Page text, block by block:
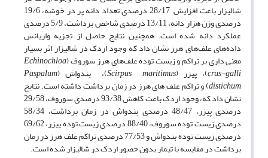
شالیزار باعث افزایش 28/17 درصدی تعداد دانه پر در خوشه، 19/6
درصدی وزن هزار دانه، 13/11 درصدی شاخص برداشت، 5/9 درصدی
عملکرد دانه شده است. همچنین نتایج حاصل از تجزیه واریانس
داده‌های علف‌های هرز نشان داد که وجود اردک در شالیزار اثر بسیار
معنی داری بر تراکم و زیست توده علف‌های هرز سوروف (Echinochloa
crus-galli)، پیزر ( Scirpus maritimus )، بندواش (Paspalum
distichum) و تراکم علف های هرز در زمان برداشت داشته است. نتایج
نشان داد که، وجود اردک باعث کاهش 93/38 درصدی سوروف، 29/58
درصدی پیزر، 48/47 درصدی بندواش در زمان برداشت، 58/34
درصدی زیست توده سوروف، 88/40 درصدی زیست توده پیزر، 69/62
درصدی زیست توده بندواش و 77/53 درصدی تراکم علف هرز در زمان
برداشت در مقایسه با تیمار بدون حضور اردک در شالیزار شده است.